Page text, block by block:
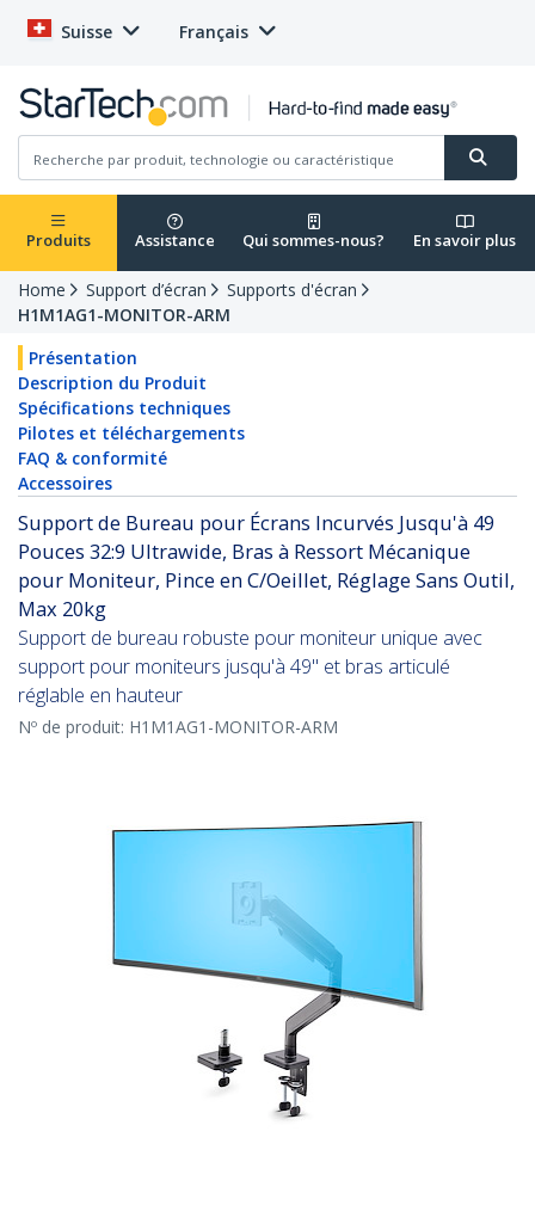
Suisse Français
Produits Assistance Qui sommes-nous? En savoir plus
Home Support d’écran
Supports d'écran
H1M1AG1-MONITOR-ARM
Présentation
Description du Produit
Spécifications techniques
Pilotes et téléchargements
FAQ & conformité
Accessoires
Support de Bureau pour Écrans Incurvés Jusqu'à 49
Pouces 32:9 Ultrawide, Bras à Ressort Mécanique
pour Moniteur, Pince en C/Oeillet, Réglage Sans Outil,
Max 20kg
Support de bureau robuste pour moniteur unique avec
support pour moniteurs jusqu'à 49" et bras articulé
réglable en hauteur
Nº de produit: H1M1AG1-MONITOR-ARM